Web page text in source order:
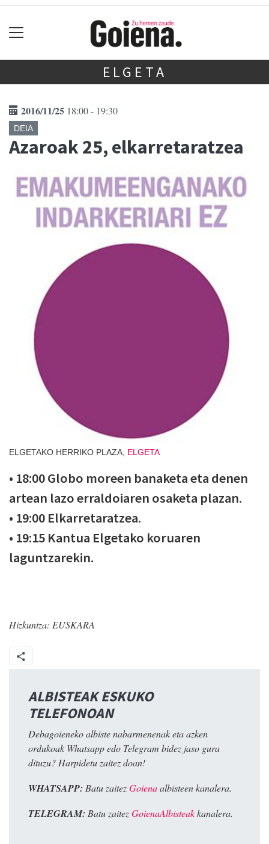
ELGETA
2016/11/25 18:00 - 19:30
DEIA
Azaroak 25, elkarretaratzea
ELGETAKO HERRIKO PLAZA, ELGETA
• 18:00 Globo moreen banaketa eta denen
artean lazo erraldoiaren osaketa plazan.
• 19:00 Elkarretaratzea.
• 19:15 Kantua Elgetako koruaren
laguntzarekin.
Hizkuntza: EUSKARA
ALBISTEAK ESKUKO
TELEFONOAN
Debagoieneko albiste nabarmenenak eta azken
ordukoak Whatsapp edo Telegram bidez jaso gura
dituzu? Harpidetu zaitez doan!
WHATSAPP: Batu zaitezGoienaalbisteen kanalera.
TELEGRAM: Batu zaitezGoienaAlbisteakkanalera.